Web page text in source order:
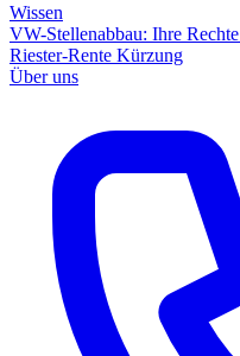
Wissen
VW-Stellenabbau: Ihre Rechte
Riester-Rente Kürzung
Über uns